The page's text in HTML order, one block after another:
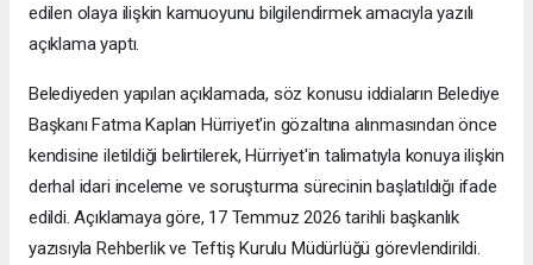
edilen olaya ilişkin kamuoyunu bilgilendirmek amacıyla yazılı
açıklama yaptı.
Belediyeden yapılan açıklamada, söz konusu iddiaların Belediye
Başkanı Fatma Kaplan Hürriyet'in gözaltına alınmasından önce
kendisine iletildiği belirtilerek, Hürriyet'in talimatıyla konuya ilişkin
derhal idari inceleme ve soruşturma sürecinin başlatıldığı ifade
edildi. Açıklamaya göre, 17 Temmuz 2026 tarihli başkanlık
yazısıyla Rehberlik ve Teftiş Kurulu Müdürlüğü görevlendirildi.